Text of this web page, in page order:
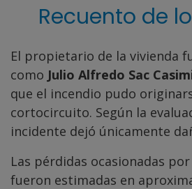
Recuento de
El propietario de la vivienda
como Julio Alfredo Sac
que el incendio pudo
cortocircuito. Según la
incidente dejó únicamente
Las pérdidas ocasionadas
fueron estimadas en